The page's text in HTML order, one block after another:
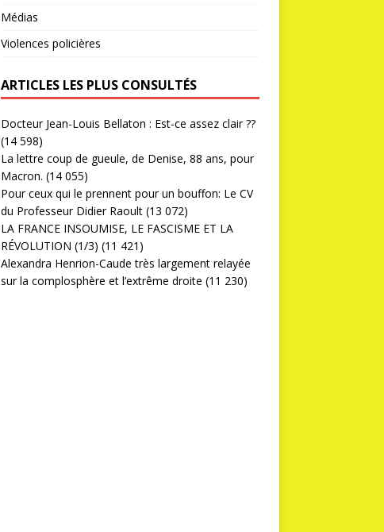
Médias
Violences policières
ARTICLES LES PLUS CONSULTÉS
Docteur Jean-Louis Bellaton : Est-ce assez clair ??
(14 598)
La lettre coup de gueule, de Denise, 88 ans, pour
Macron. (14 055)
Pour ceux qui le prennent pour un bouffon: Le CV
du Professeur Didier Raoult (13 072)
LA FRANCE INSOUMISE, LE FASCISME ET LA
RÉVOLUTION (1/3) (11 421)
Alexandra Henrion-Caude très largement relayée
sur la complosphère et l’extrême droite (11 230)